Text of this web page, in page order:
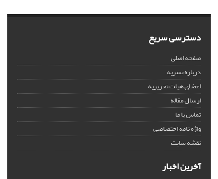
دسترسی سریع
صفحه اصلی
درباره نشریه
اعضای هیات تحریریه
ارسال مقاله
تماس با ما
واژه نامه اختصاصی
نقشه سایت
آخرین اخبار